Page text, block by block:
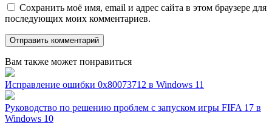
Сохранить моё имя, email и адрес сайта в этом браузере для
последующих моих комментариев.
Вам также может понравиться
Исправление ошибки 0x80073712 в Windows 11
Руководство по решению проблем с запуском игры FIFA 17 в
Windows 10